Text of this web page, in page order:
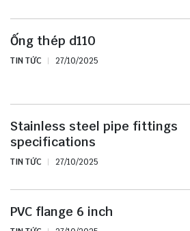
Ống thép d110
TIN TỨC 27/10/2025
Stainless steel pipe fittings
specifications
TIN TỨC 27/10/2025
PVC flange 6 inch